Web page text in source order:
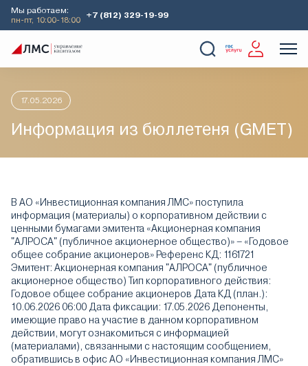
Мы работаем:
пн-пт, 10:00-18:00
+7 (812) 329-19-99
Главная Аналитика
17.05.2026
Информация из бюллетеня (GMET)
В АО «Инвестиционная компания ЛМС» поступила
информация (материалы) о корпоративном действии с
ценными бумагами эмитента «Акционерная компания
"АЛРОСА" (публичное акционерное общество)» – «Годовое
общее собрание акционеров» Референс КД: 1161721
Эмитент: Акционерная компания "АЛРОСА" (публичное
акционерное общество) Тип корпоративного действия:
Годовое общее собрание акционеров Дата КД (план.):
10.06.2026 06:00 Дата фиксации: 17.05.2026 Депоненты,
имеющие право на участие в данном корпоративном
действии, могут ознакомиться с информацией
(материалами), связанными с настоящим сообщением,
обратившись в офис АО «Инвестиционная компания ЛМС»